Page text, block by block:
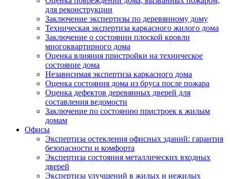
для реконструкции
Заключение экспертизы по деревянному дому
Техническая экспертиза каркасного жилого дома
Заключение о состоянии плоской кровли
многоквартирного дома
Оценка влияния пристройки на техническое
состояние дома
Независимая экспертиза каркасного дома
Оценка состояния дома из бруса после пожара
Оценка дефектов деревянных дверей для
составления ведомости
Заключение по состоянию пристроек к жилым
домам
Офисы
Экспертиза остекления офисных зданий: гарантия
безопасности и комфорта
Экспертиза состояния металлических входных
дверей
Экспертиза улучшений в жилых и нежилых